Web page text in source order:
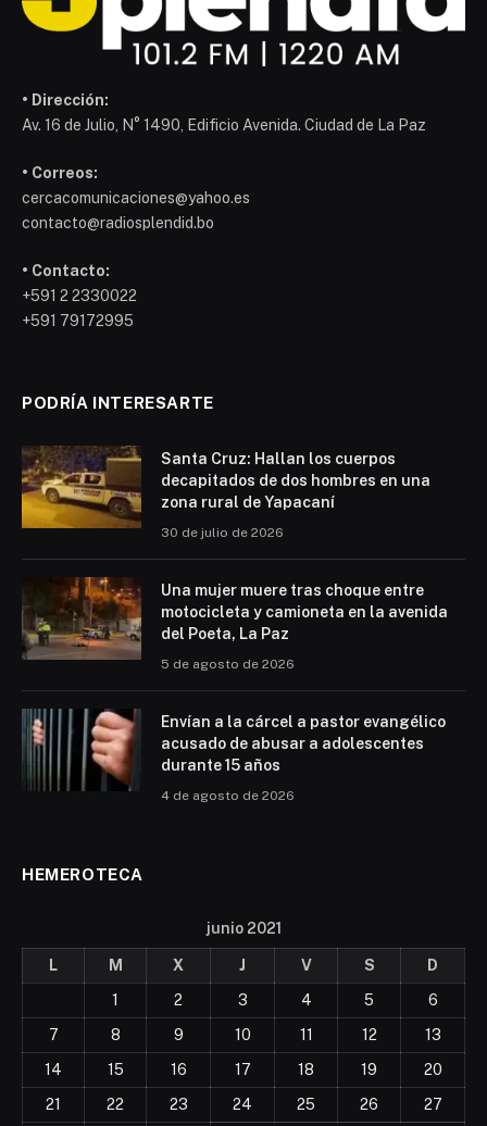
• Dirección:
Av. 16 de Julio, N° 1490, Edificio Avenida. Ciudad de La Paz
• Correos:
cercacomunicaciones@yahoo.es
contacto@radiosplendid.bo
• Contacto:
+591 2 2330022
+591 79172995
PODRÍA INTERESARTE
Santa Cruz: Hallan los cuerpos
decapitados de dos hombres en una
zona rural de Yapacaní
30 de julio de 2026
Una mujer muere tras choque entre
motocicleta y camioneta en la avenida
del Poeta, La Paz
5 de agosto de 2026
Envían a la cárcel a pastor evangélico
acusado de abusar a adolescentes
durante 15 años
4 de agosto de 2026
HEMEROTECA
junio 2021
L M X J V S
D
1
2 3 4 5
6
7
8 9 10 11 12
13
14
15 16 17 18 19
20
21
22 23 24 25 26 27